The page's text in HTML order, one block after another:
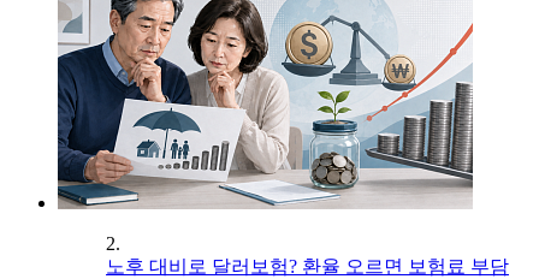
2.
노후 대비로 달러보험? 환율 오르면 보험료 부담